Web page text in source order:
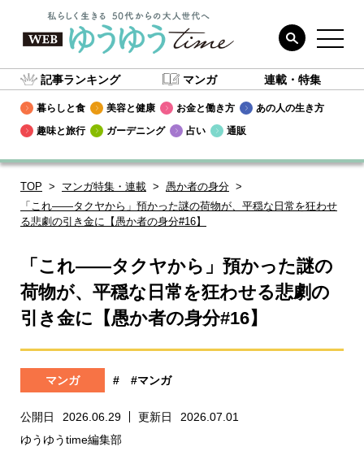
記事ランキング マンガ 連載・特集
暮らしと食 美容と健康 お金と働き方
あの人の生き方
趣味と旅行
ガーデニング 占い 通販
TOP マンガ特集・連載
愚か者の身分
「これ――タクヤから」預かった謎の荷物が、平穏な日常を狂わせ
る悲劇の引き金に【愚か者の身分#16】
「これ――タクヤから」預かった謎の
荷物が、平穏な日常を狂わせる悲劇の
引き金に【愚か者の身分#16】
マンガ # #マンガ
公開日 2026.06.29 更新日
2026.07.01
ゆうゆうtime編集部